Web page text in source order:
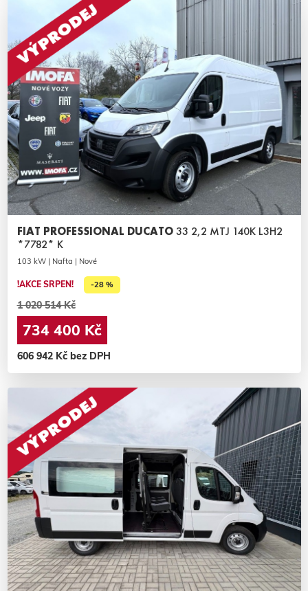
FIAT PROFESSIONAL DUCATO33 2,2 MTJ 140K L3H2
*7782* K
103 kW | Nafta | Nové
!AKCE SRPEN! -28 %
1 020 514 Kč
734 400 Kč
606 942 Kč bez DPH